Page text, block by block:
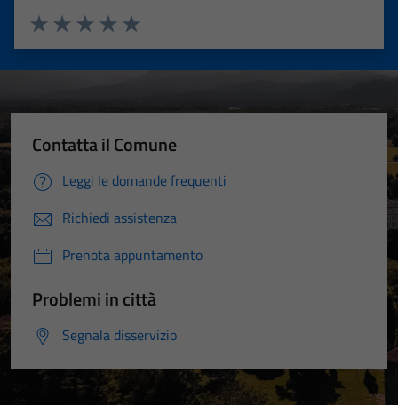
Valuta 5 stelle su 5
Valuta 4 stelle su 5
Valuta 3 stelle su 5
Valuta 2 stelle su 5
Valuta 1 stelle su 5
Contatta il Comune
Leggi le domande frequenti
Richiedi assistenza
Prenota appuntamento
Problemi in città
Segnala disservizio